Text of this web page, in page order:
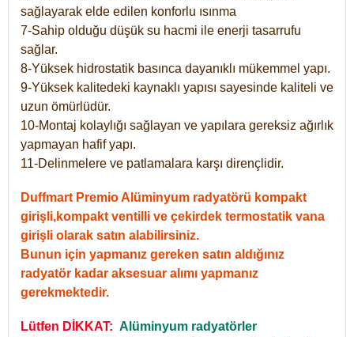
sağlayarak elde edilen konforlu ısınma
7-Sahip olduğu düşük su hacmi ile enerji tasarrufu
sağlar.
8-Yüksek hidrostatik basınca dayanıklı mükemmel yapı.
9-Yüksek kalitedeki kaynaklı yapısı sayesinde kaliteli ve
uzun ömürlüdür.
10-Montaj kolaylığı sağlayan ve yapılara gereksiz ağırlık
yapmayan hafif yapı.
11-Delinmelere ve patlamalara karşı dirençlidir.
Duffmart Premio Alüminyum radyatörü kompakt
girişli,kompakt ventilli ve çekirdek termostatik vana
girişli olarak satın alabilirsiniz.
Bunun için yapmanız gereken satın aldığınız
radyatör kadar aksesuar alımı yapmanız
gerekmektedir.
Lütfen DİKKAT: Alüminyum radyatörler